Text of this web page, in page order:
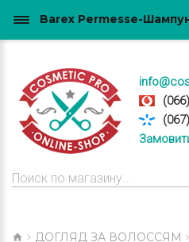
ДОГЛЯД ЗА ВОЛОССЯМ